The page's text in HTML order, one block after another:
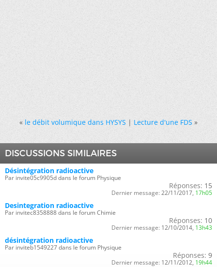
« le débit volumique dans HYSYS|Lecture d'une FDS »
DISCUSSIONS SIMILAIRES
Désintégration radioactive
Par invite05c9905d dans le forum Physique
Réponses: 15
Dernier message: 22/11/2017, 17h05
Desintegration radioactive
Par invitec8358888 dans le forum Chimie
Réponses: 10
Dernier message: 12/10/2014, 13h43
désintégration radioactive
Par inviteb1549227 dans le forum Physique
Réponses: 9
Dernier message: 12/11/2012, 19h44